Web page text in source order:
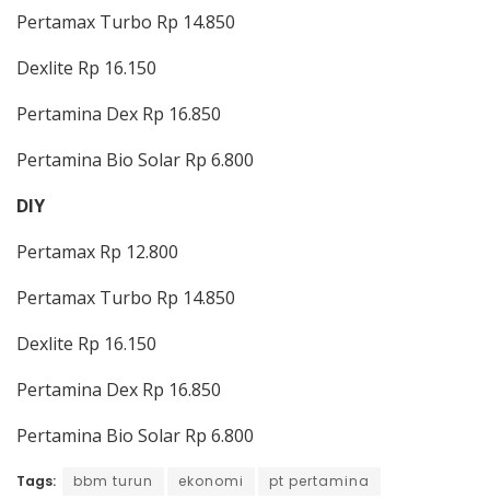
Pertamax Turbo Rp 14.850
Dexlite Rp 16.150
Pertamina Dex Rp 16.850
Pertamina Bio Solar Rp 6.800
DIY
Pertamax Rp 12.800
Pertamax Turbo Rp 14.850
Dexlite Rp 16.150
Pertamina Dex Rp 16.850
Pertamina Bio Solar Rp 6.800
Tags: bbm turun ekonomi pt pertamina